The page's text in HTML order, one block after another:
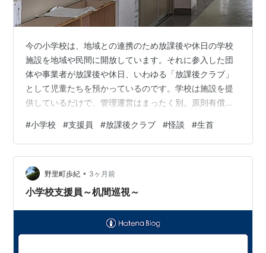
今の小学校は、地域との連携のため放課後や休日の学校
施設を地域や民間に開放しています。それに参入した団
体や事業者が放課後や休日、いわゆる「放課後クラブ」
として児童たちを預かっているのです。学校は施設を提
供しているだけで、管理運営はまったく別。原則有償で
育所」のようなものですね。 ある日のことです。私はこ
どもたちが下校した後、廊下の窓を閉めながら校舎内を
巡回していました。陽が落ちるのが早い季節で薄暗いな
か廊下を歩いていると、後ろから「せんせ～い」という
女の子の声が聞こえました。そして振り向くと廊下の端
#小学校 #支援員 #放課後クラブ #怪談 #生首
野里町歩紀 • 3ヶ月前
小学校支援員～机間巡視～